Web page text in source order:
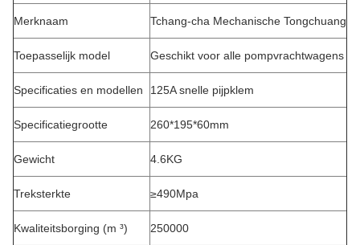
Merknaam Tchang-cha Mechanische Tongchuang
Toepasselijk model Geschikt voor alle pompvrachtwagens
Specificaties en modellen 125A snelle pijpklem
Specificatiegrootte 260*195*60mm
Gewicht 4.6KG
Treksterkte ≥490Mpa
Kwaliteitsborging (m ³) 250000